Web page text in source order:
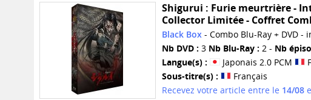
Shigurui : Furie meurtrière -
Collector Limitée - Coffret
Black Box- Combo Blu-Ray + DVD -
Nb DVD : 3 Nb Blu-Ray : 2 - Nb
Langue(s) :
Japonais 2.0 PCM
Sous-titre(s) :
Français
Recevez votre article entre le 14/08